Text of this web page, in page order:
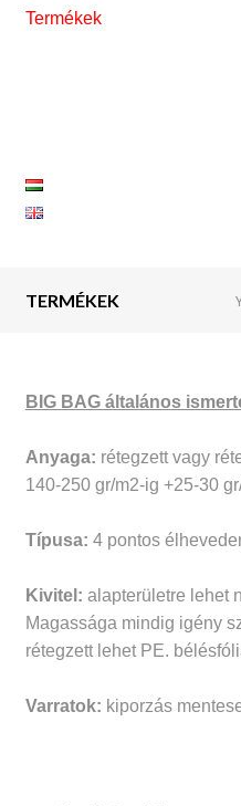
Termékek
TERMÉKEK
BIG BAG általános
Anyaga: rétegzett vagy
140-250 gr/m2-ig +25-30
Típusa: 4 pontos
Kivitel: alapterületre lehet
Magassága mindig igény
rétegzett lehet PE.
Varratok: kiporzás